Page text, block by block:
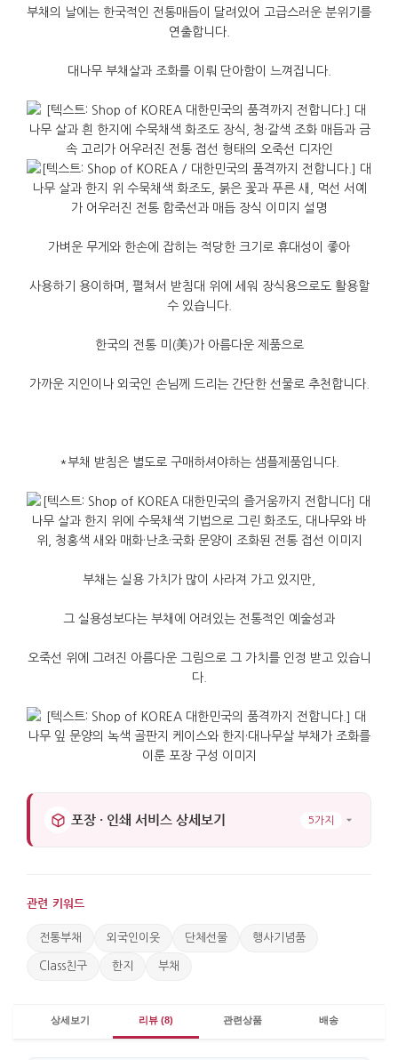
부채의 날에는 한국적인 전통매듭이 달려있어 고급스러운 분위기를
연출합니다.
대나무 부채살과 조화를 이뤄 단아함이 느껴집니다.
가벼운 무게와 한손에 잡히는 적당한 크기로 휴대성이 좋아
사용하기 용이하며 펼쳐서 받침대 위에 세워 장식용으로도 활용할
수 있습니다.
한국의 전통 미 (美)가 아름다운 제품으로
가까운 지인이나 외국인 손님께 드리는 간단한 선물로 추천합니다.
*부채 받침은 별도로 구매하셔야하는 샘플제품입니다.
부채는 실용 가치가 많이 사라져 가고 있지만
그 실용성보다는 부채에 어려있는 전통적인 예술성과
오죽선 위에 그려진 아름다운 그림으로 그 가치를 인정 받고 있습니
다.
포장 · 인쇄 서비스 상세보기 5가지
관련 키워드
전통부채 외국인이웃 단체선물 행사기념품
Class친구 한지 부채
상세보기 리뷰 (8) 관련상품 배송